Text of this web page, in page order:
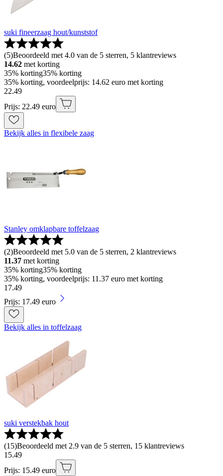
suki fineerzaag hout/kunststof
(5)Beoordeeld met 4.0 van de 5 sterren, 5 klantreviews
14.62 met korting
35% korting35% korting
35% korting, voordeelprijs: 14.62 euro met korting
22.49
Prijs: 22.49 euro
Bekijk alles in flexibele zaag
Stanley omklapbare toffelzaag
(2)Beoordeeld met 5.0 van de 5 sterren, 2 klantreviews
11.37 met korting
35% korting35% korting
35% korting, voordeelprijs: 11.37 euro met korting
17.49
Prijs: 17.49 euro
Bekijk alles in toffelzaag
suki verstekbak hout
(15)Beoordeeld met 2.9 van de 5 sterren, 15 klantreviews
15.49
Prijs: 15.49 euro